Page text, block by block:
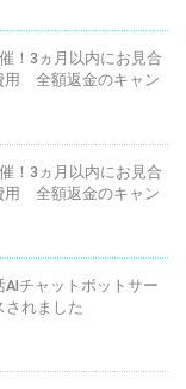
！3ヵ月以内にお見合
用 全額返金のキャン
！3ヵ月以内にお見合
用 全額返金のキャン
チャットボットサー
されました